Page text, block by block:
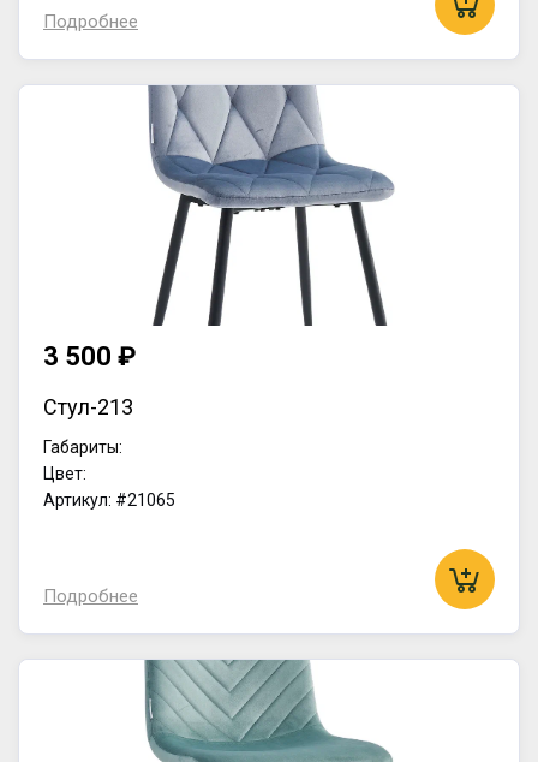
Подробнее
3 500 ₽
Стул-213
Габариты:
Цвет:
Артикул: #21065
Подробнее